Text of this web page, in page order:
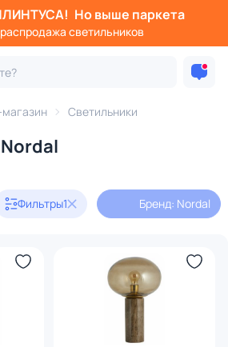
Но выше паркета
светильников
Светильники
Фильтры1 Бренд: Nordal
Фильтры
светильники